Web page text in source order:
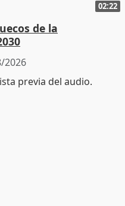
02:22
de la
2026